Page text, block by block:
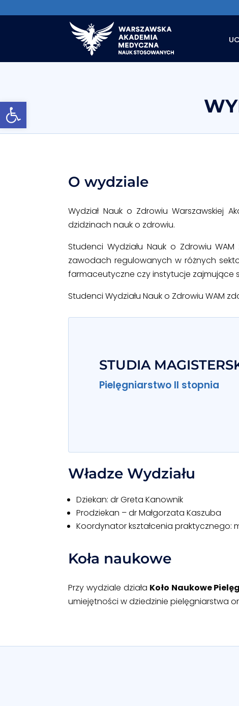
O wydziale
Wydział Nauk o Zdrowiu Warszawskiej
dzidzinach nauk o zdrowiu.
Studenci Wydziału Nauk o Zdrowiu
zawodach regulowanych w różnych
farmaceutyczne czy instytucje zajmujące
Studenci Wydziału Nauk o Zdrowiu WAM
STUDIA
Pielęgniarstwo II stopnia
Władze Wydziału
Dziekan: drGreta Kanownik
Prodziekan – dr Małgorzata Kaszuba
Koordynator kształcenia praktycznego:
Koła naukowe
Przy wydziale działa Koło Naukowe
umiejętności w dziedzinie pielęgniarstwa
Otwórz pasek narzędzi